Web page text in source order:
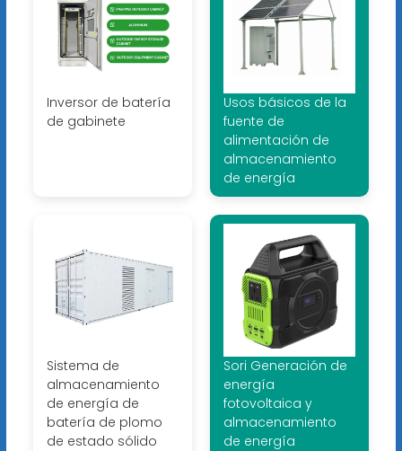
Inversor de batería
de gabinete
Usos básicos de la
fuente de
alimentación de
almacenamiento
de energía
Sistema de
almacenamiento
de energía de
batería de plomo
de estado sólido
Sori Generación de
energía
fotovoltaica y
almacenamiento
de energía